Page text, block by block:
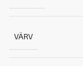
VÄRV